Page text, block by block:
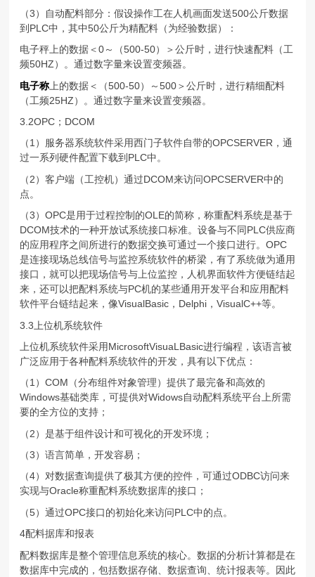
（3）自动配料部分：假设操作工在人机画面发送500公斤数据
到PLC中，其中50公斤为精配料（为经验数据）：
电子秤上的数据＜0～（500-50）＞公斤时，进行快速配料（工
频50HZ）。通过数字量来设置变频器。
电子称上的数据＜（500-50）～500＞公斤时，进行精细配料
（工频25HZ）。通过数字量来设置变频器。
3.2OPC；DCOM
（1）服务器系统软件采用西门子软件自带的OPCSERVER，通
过一系列硬件配置下载到PLC中。
（2）客户端（工控机）通过DCOM来访问OPCSERVER中的
点。
（3）OPC是用于过程控制的OLE的简称，称重配料系统是基于
DCOM技术的一种开放试系统接口标准。设备与不同PLC供应商
的应用程序之间所进行的数据交换可通过一个接口进行。OPC
是连接现场总线信号与监控系统软件的桥梁，有了系统做为通用
接口，就可以把现场信号与上位监控，人机界面软件方便链结起
来，还可以把配料系统与PC机的某些通用开发平台和应用配料
软件平台链结起来，像VisualBasic，Delphi，VisualC++等。
3.3上位机系统软件
上位机系统软件采用MicrosoftVisuaLBasic进行编程，该语言被
广泛应用于各种配料系统软件的开发，具有以下优点：
（1）COM（分布组件对象管理）提供了最完备和高效的
Windows基础类库，可提供对Widows自动配料系统平台上所需
要的全方位的支持；
（2）是基于组件设计和可视化的开发环境；
（3）语言简单，开发容易；
（4）对数据查询提供了极其方便的控件，可通过ODBC访问来
实现与Oracle称重配料系统数据库的接口；
（5）通过OPC接口的初始化来访问PLC中的点。
4配料据库和报表
配料数据库是整个管理信息系统的核心。数据的分析计算都是在
数据库中完成的，包括数据存储、数据查询、统计报表等。因此